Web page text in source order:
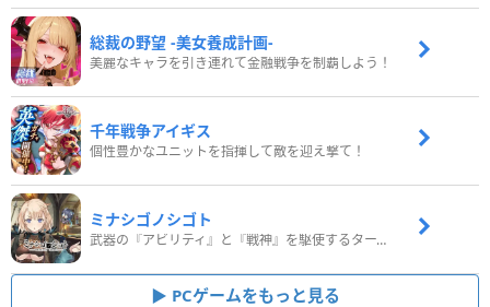
総裁の野望 -美女養成計画-
美麗なキャラを引き連れて金融戦争を制覇しよう！
千年戦争アイギス
個性豊かなユニットを指揮して敵を迎え撃て！
ミナシゴノシゴト
武器の『アビリティ』と『戦神』を駆使するターン制コマンドバトルRPG！
PCゲームをもっと見る